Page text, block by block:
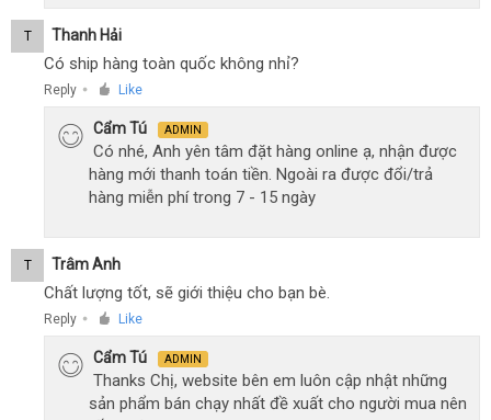
T Thanh Hải
Có ship hàng toàn quốc không nhỉ?
Reply ● Like
Cẩm Tú ADMIN
Có nhé, Anh yên tâm đặt hàng online ạ, nhận được
hàng mới thanh toán tiền. Ngoài ra được đổi/trả
hàng miễn phí trong 7 - 15 ngày
T Trâm Anh
Chất lượng tốt, sẽ giới thiệu cho bạn bè.
Reply ● Like
Cẩm Tú ADMIN
Thanks Chị, website bên em luôn cập nhật những
sản phẩm bán chạy nhất đề xuất cho người mua nên